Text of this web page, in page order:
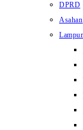
DPRD
Asahan